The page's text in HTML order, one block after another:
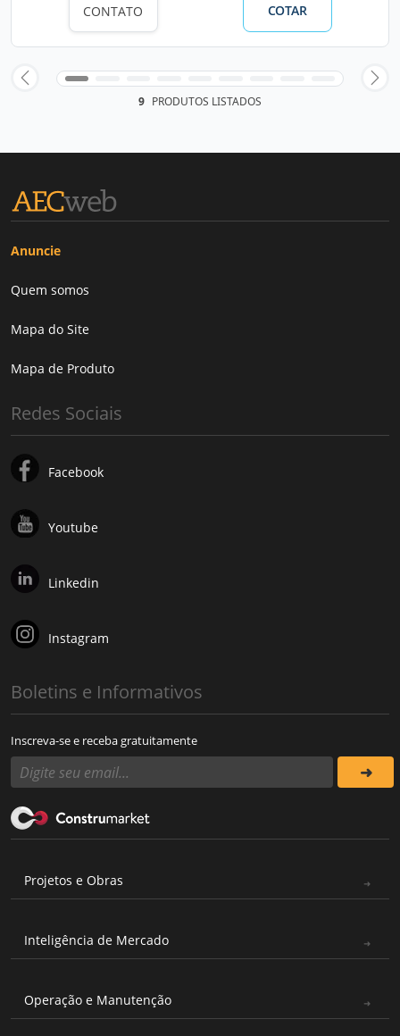
CONTATO COTAR
9 PRODUTOS LISTADOS
Anuncie
Quem somos
Mapa do Site
Mapa de Produto
Redes Sociais
Facebook
Youtube
Linkedin
Instagram
Boletins e Informativos
Inscreva-se e receba gratuitamente
Projetos e Obras
Inteligência de Mercado
Operação e Manutenção